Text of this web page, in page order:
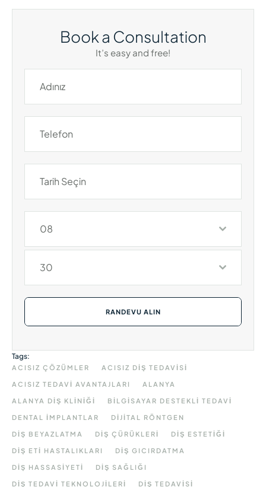
Book a Consultation
It’s easy and free!
08
30
RANDEVU ALIN
Tags:
ACISIZ ÇÖZÜMLER ACISIZ DIŞ TEDAVISI
ACISIZ TEDAVI AVANTAJLARI ALANYA
ALANYA DIŞ KLINIĞI BILGISAYAR DESTEKLI TEDAVI
DENTAL IMPLANTLAR DIJITAL RÖNTGEN
DIŞ BEYAZLATMA DIŞ ÇÜRÜKLERI DIŞ ESTETIĞI
DIŞ ETI HASTALIKLARI DIŞ GICIRDATMA
DIŞ HASSASIYETI DIŞ SAĞLIĞI
DIŞ TEDAVI TEKNOLOJILERI DIŞ TEDAVISI